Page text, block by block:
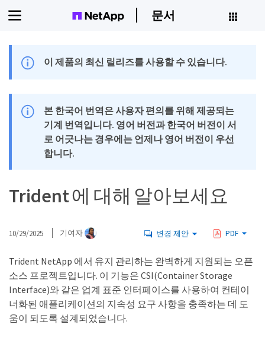
문서
이 제품의 최신 릴리즈를 사용할 수 있습니다.
본 한국어 번역은 사용자 편의를 위해 제공되는
기계 번역입니다. 영어 버전과 한국어 버전이 서
로 어긋나는 경우에는 언제나 영어 버전이 우선
합니다.
Trident 에 대해 알아보세요
10/29/2025 기여자 변경 제안 PDF
Trident NetApp 에서 유지 관리하는 완벽하게 지원되는 오픈
소스 프로젝트입니다. 이 기능은 CSI(Container Storage
Interface)와 같은 업계 표준 인터페이스를 사용하여 컨테이
너화된 애플리케이션의 지속성 요구 사항을 충족하는 데 도
움이 되도록 설계되었습니다.